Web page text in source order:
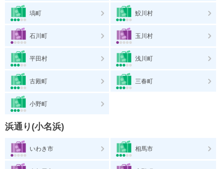
塙町 鮫川村
石川町 玉川村
平田村 浅川町
古殿町 三春町
小野町
浜通り(小名浜)
いわき市 相馬市